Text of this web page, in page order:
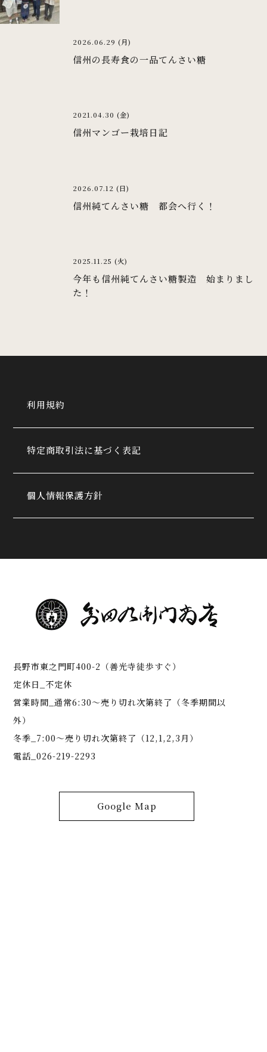
2026.06.29 (月)
信州の長寿食の一品てんさい糖
2021.04.30 (金)
信州マンゴー栽培日記
2026.07.12 (日)
信州純てんさい糖 都会へ行く！
2025.11.25 (火)
今年も信州純てんさい糖製造 始まりまし
た！
利用規約
特定商取引法に基づく表記
個人情報保護方針
長野市東之門町400-2（善光寺徒歩すぐ）
定休日_不定休
営業時間_通常6:30～売り切れ次第終了（冬季期間以
外）
冬季_7:00～売り切れ次第終了（12,1,2,3月）
電話_026-219-2293
Google Map